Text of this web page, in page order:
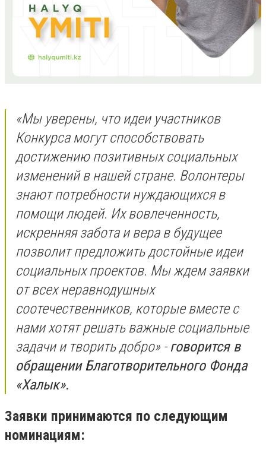
«Мы уверены, что идеи участников
Конкурса могут способствовать
достижению позитивных социальных
изменений в нашей стране. Волонтеры
знают потребности нуждающихся в
помощи людей. Их вовлеченность,
искренняя забота и вера в будущее
позволит предложить достойные идеи
социальных проектов. Мы ждем заявки
от всех неравнодушных
соотечественников, которые вместе с
нами хотят решать важные социальные
задачи и творить добро» -говорится в
обращении Благотворительного Фонда
«Халык».
Заявки принимаются по следующим
номинациям: